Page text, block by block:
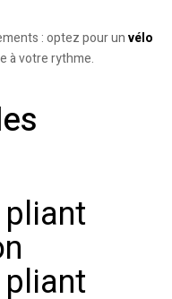
: optez pour unvélo
à votre rythme.